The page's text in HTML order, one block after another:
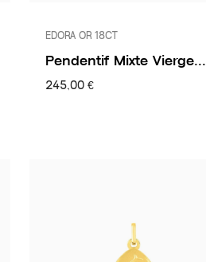
EDORA OR 18CT
Pendentif Mixte Vierge...
245,00 €